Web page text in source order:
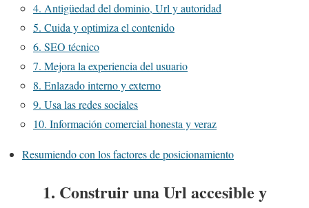
4. Antigüedad del dominio, Url y autoridad
5. Cuida y optimiza el contenido
6. SEO técnico
7. Mejora la experiencia del usuario
8. Enlazado interno y externo
9. Usa las redes sociales
10. Información comercial honesta y veraz
Resumiendo con los factores de posicionamiento
1. Construir una Url accesible y